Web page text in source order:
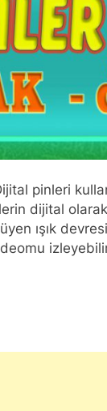
pinleri
dijital
ışık